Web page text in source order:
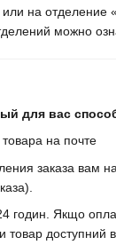
или на
можно
для вас
на почте
заказа вам
годин. Якщо
доступний в